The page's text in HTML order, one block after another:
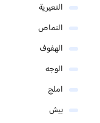
النعيرية
النماص
الهفوف
الوجه
املج
بيش